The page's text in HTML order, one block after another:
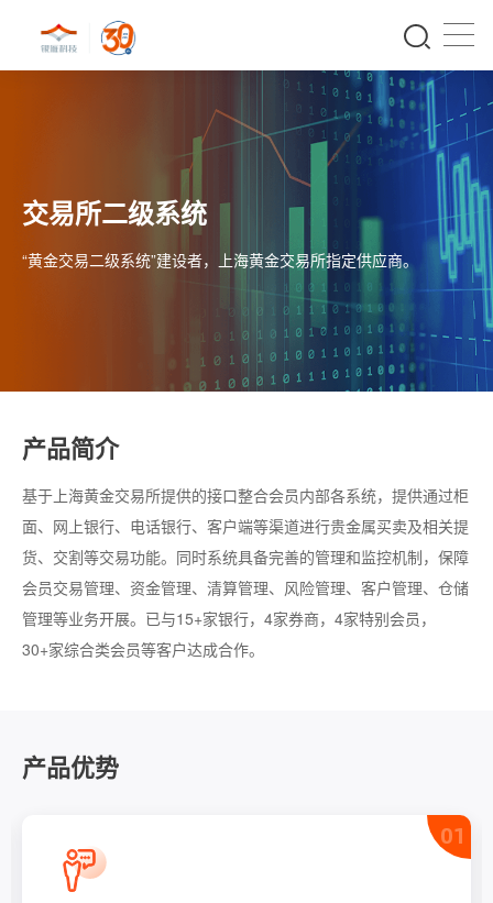
交易所二级系统
“黄金交易二级系统”建设者，上海黄金交易所指定供应商。
产品简介
基于上海黄金交易所提供的接口整合会员内部各系统，提供通过柜
面、网上银行、电话银行、客户端等渠道进行贵金属买卖及相关提
货、交割等交易功能。同时系统具备完善的管理和监控机制，保障
会员交易管理、资金管理、清算管理、风险管理、客户管理、仓储
管理等业务开展。已与15+家银行，4家券商，4家特别会员，
30+家综合类会员等客户达成合作。
产品优势
01